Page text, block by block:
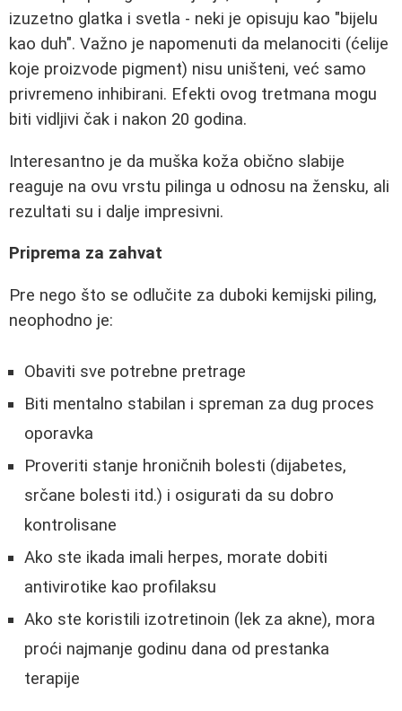
izuzetno glatka i svetla - neki je opisuju kao "bijelu
kao duh". Važno je napomenuti da melanociti (ćelije
koje proizvode pigment) nisu uništeni, već samo
privremeno inhibirani. Efekti ovog tretmana mogu
biti vidljivi čak i nakon 20 godina.
Interesantno je da muška koža obično slabije
reaguje na ovu vrstu pilinga u odnosu na žensku, ali
rezultati su i dalje impresivni.
Priprema za zahvat
Pre nego što se odlučite za duboki kemijski piling,
neophodno je:
Obaviti sve potrebne pretrage
Biti mentalno stabilan i spreman za dug proces
oporavka
Proveriti stanje hroničnih bolesti (dijabetes,
srčane bolesti itd.) i osigurati da su dobro
kontrolisane
Ako ste ikada imali herpes, morate dobiti
antivirotike kao profilaksu
Ako ste koristili izotretinoin (lek za akne), mora
proći najmanje godinu dana od prestanka
terapije